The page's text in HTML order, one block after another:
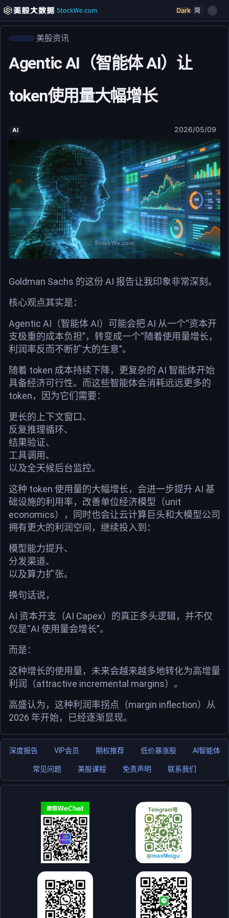
Dark 简
美股资讯
Agentic AI（智能体 AI）让
token使用量大幅增长
AI 2026/05/09
Goldman Sachs 的这份 AI 报告让我印象非常深刻。
核心观点其实是：
Agentic AI（智能体 AI）可能会把 AI 从一个“资本开
支极重的成本负担”，转变成一个“随着使用量增长，
利润率反而不断扩大的生意”。
随着 token 成本持续下降，更复杂的 AI 智能体开始
具备经济可行性。而这些智能体会消耗远远更多的
token，因为它们需要：
更长的上下文窗口、
反复推理循环、
结果验证、
工具调用、
以及全天候后台监控。
这种 token 使用量的大幅增长，会进一步提升 AI 基
础设施的利用率，改善单位经济模型（unit
economics），同时也会让云计算巨头和大模型公司
拥有更大的利润空间，继续投入到：
模型能力提升、
分发渠道、
以及算力扩张。
换句话说，
AI 资本开支（AI Capex）的真正多头逻辑，并不仅
仅是“AI 使用量会增长”。
而是：
这种增长的使用量，未来会越来越多地转化为高增量
利润（attractive incremental margins）。
高盛认为，这种利润率拐点（margin inflection）从
2026 年开始，已经逐渐显现。
深度报告 VIP会员 期权推荐 低价暴涨股 AI智能体
常见问题 美股课程 免责声明 联系我们